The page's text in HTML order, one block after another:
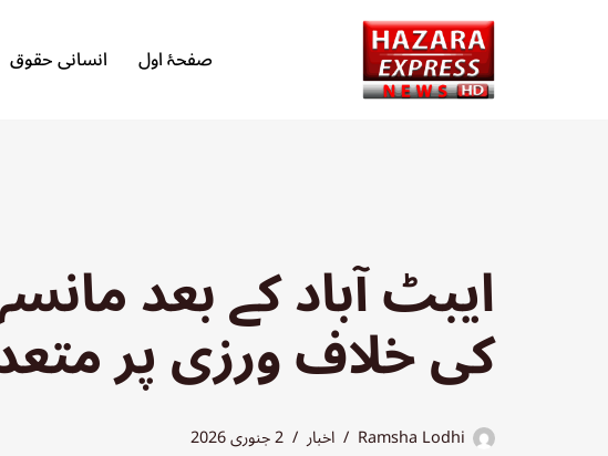
صفحۂ اول انسانی حقوق
ایبٹ آباد کے بعد
کی خلاف ورزی پر
Ramsha Lodhi اخبار 2 جنوری 2026